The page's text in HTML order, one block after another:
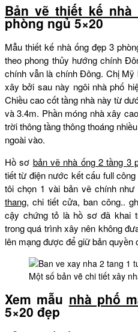
Bản vẽ thiết kế
phòng ngủ 5×20
Mẫu thiết kế nhà ống đẹp 3
theo phong thủy hướng chính
chính vẫn là chính Đông. Chị Mỹ
xây bởi sau này ngôi nhà phố
Chiều cao cốt tầng nhà này từ
và 3.4m. Phần móng nhà xây
trời thông tầng thông thoáng
ngoài vào.
Hồ sơ bản vẽ nhà ống 2 tầng 3
tiết từ điện nước kết cấu full
tôi chọn 1 vài bản vẽ chính
thang, chi tiết cửa, ban công..
cậy chứng tỏ là hồ sơ đã khai
trong quá trình xây nên không
lên mạng được để giữ bản quyền
Một số bản vẽ chi tiết xây
Xem mẫu nhà phố
5×20 đẹp